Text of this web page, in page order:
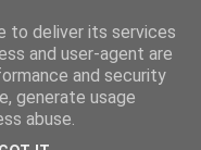
to deliver its services
and user-agent are
and security
generate usage
abuse.